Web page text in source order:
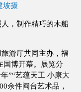
摄
，制作精巧的木船
游厅共同主办，福
博开幕。展览分
”“艺蕴天工 小康大
余件闽台艺术品，